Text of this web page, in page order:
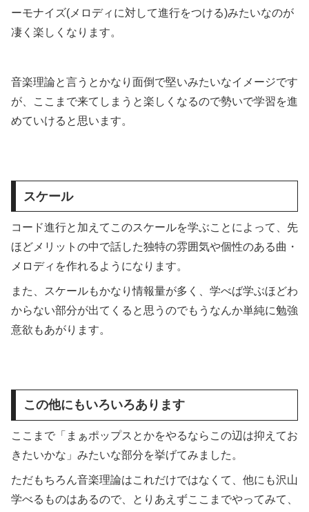
ーモナイズ(メロディに対して進行をつける)みたいなのが
凄く楽しくなります。
音楽理論と言うとかなり面倒で堅いみたいなイメージです
が、ここまで来てしまうと楽しくなるので勢いで学習を進
めていけると思います。
スケール
コード進行と加えてこのスケールを学ぶことによって、先
ほどメリットの中で話した独特の雰囲気や個性のある曲・
メロディを作れるようになります。
また、スケールもかなり情報量が多く、学べば学ぶほどわ
からない部分が出てくると思うのでもうなんか単純に勉強
意欲もあがります。
この他にもいろいろあります
ここまで「まぁポップスとかをやるならこの辺は抑えてお
きたいかな」みたいな部分を挙げてみました。
ただもちろん音楽理論はこれだけではなくて、他にも沢山
学べるものはあるので、とりあえずここまでやってみて、